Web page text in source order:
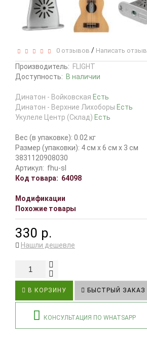
0 отзывов / Написать отзыв
Производитель: FLIGHT
Доступность: В наличии
Динатон - Войковская Есть
Динатон - Верхние Лихоборы Есть
Укулеле Центр (Склад) Есть
Вес (в упаковке): 0.02 кг
Размер (упаковки): 4 см x 6 см x 3 см
3831120908030
Артикул: fhu-sl
Код товара: 64098
Модификации
Похожие товары
330 р.
Нашли дешевле
В КОРЗИНУ БЫСТРЫЙ ЗАКАЗ
КОНСУЛЬТАЦИЯ ПО WHATSAPP